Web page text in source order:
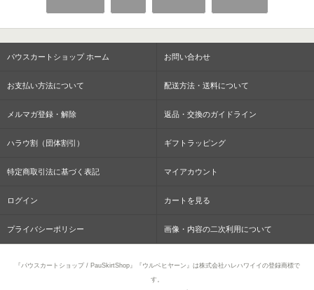
パウスカートショップ ホーム お問い合わせ
お支払い方法について 配送方法・送料について
メルマガ登録・解除 返品・交換のガイドライン
ハラウ割（団体割引） ギフトラッピング
特定商取引法に基づく表記 マイアカウント
ログイン カートを見る
プライバシーポリシー 画像・内容の二次利用について
『パウスカートショップ / PauSkirtShop』『ウルベヒヤーン』は株式会社ハレハワイイの登録商標で
す。